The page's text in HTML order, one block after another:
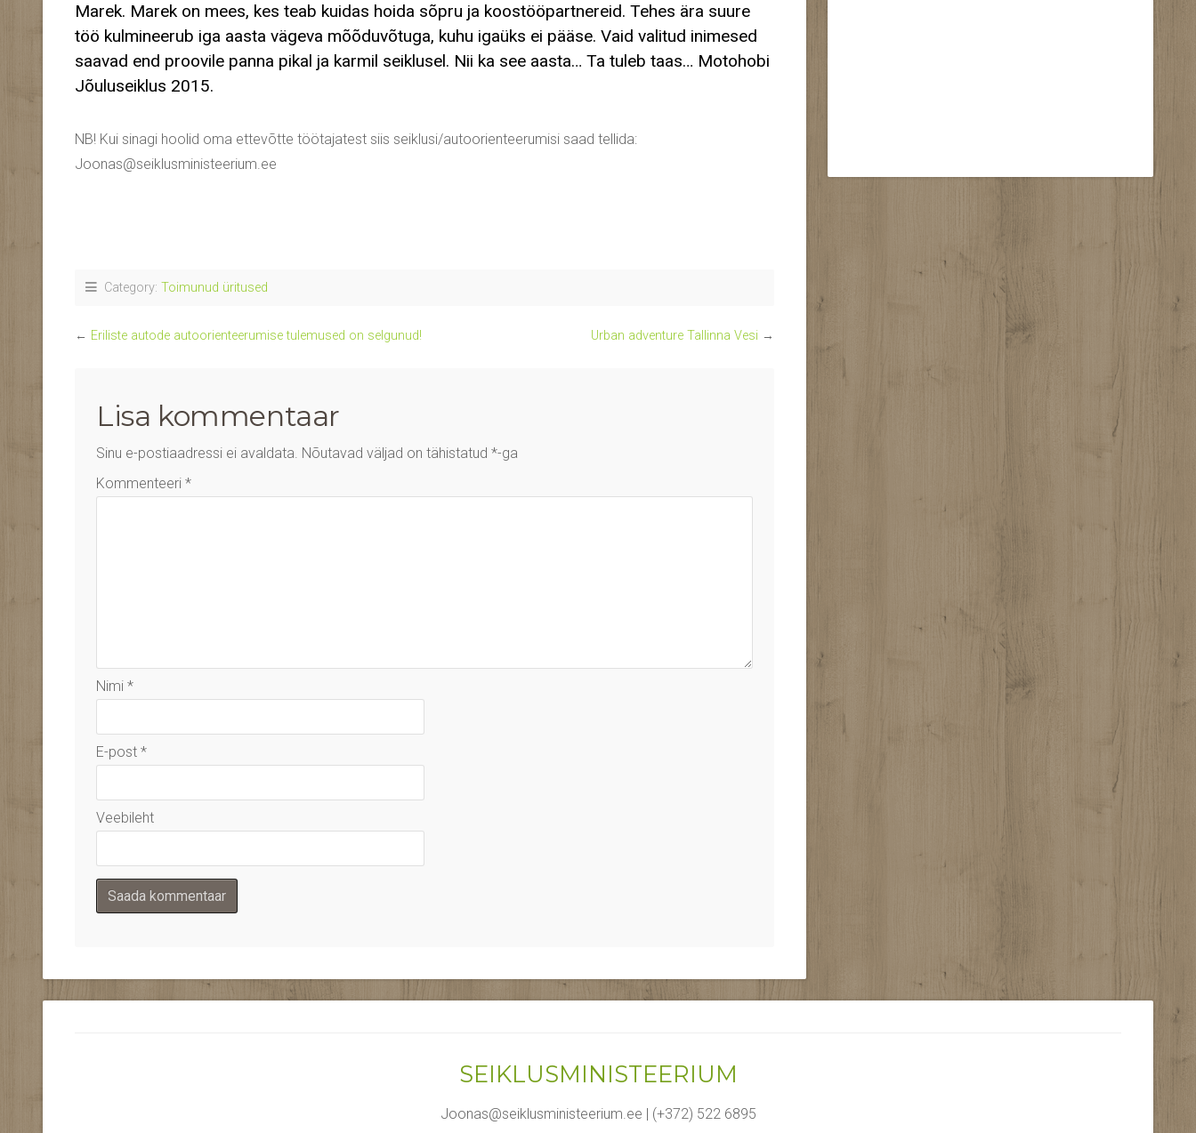
Marek. Marek on mees, kes teab kuidas hoida sõpru ja koostööpartnereid. Tehes ära suure
töö kulmineerub iga aasta vägeva mõõduvõtuga, kuhu igaüks ei pääse. Vaid valitud inimesed
saavad end proovile panna pikal ja karmil seiklusel. Nii ka see aasta… Ta tuleb taas… Motohobi
Jõuluseiklus 2015.
NB! Kui sinagi hoolid oma ettevõtte töötajatest siis seiklusi/autoorienteerumisi saad tellida:
Joonas@seiklusministeerium.ee
Category: Toimunud üritused
← Eriliste autode autoorienteerumise tulemused on selgunud! Urban adventure Tallinna Vesi →
Lisa kommentaar
Sinu e-postiaadressi ei avaldata. Nõutavad väljad on tähistatud *-ga
Kommenteeri *
Nimi *
E-post *
Veebileht
SEIKLUSMINISTEERIUM
Joonas@seiklusministeerium.ee | (+372) 522 6895